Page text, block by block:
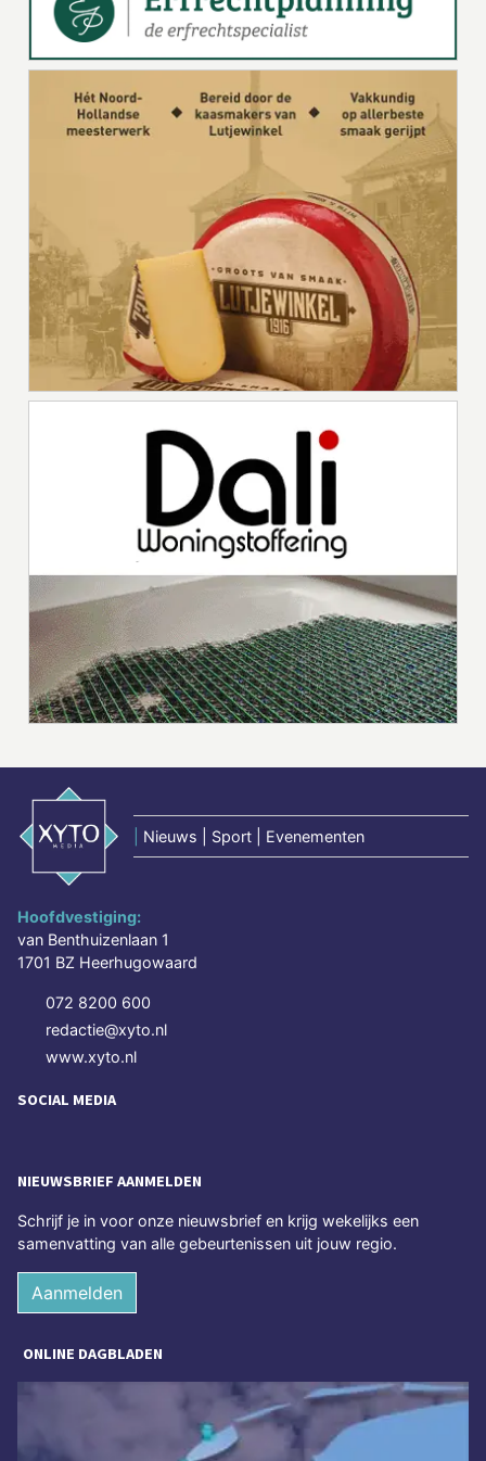
Nieuws | Sport | Evenementen
Hoofdvestiging:
van Benthuizenlaan 1
1701 BZ Heerhugowaard
072 8200 600
redactie@xyto.nl
www.xyto.nl
SOCIAL MEDIA
NIEUWSBRIEF AANMELDEN
Schrijf je in voor onze nieuwsbrief en krijg wekelijks een
samenvatting van alle gebeurtenissen uit jouw regio.
Aanmelden
ONLINE DAGBLADEN